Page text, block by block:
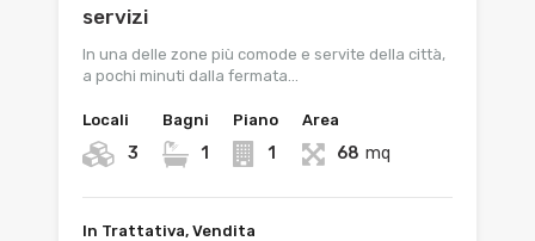
servizi
In una delle zone più comode e servite della città,
a pochi minuti dalla fermata…
Locali
3
Bagni
1
Piano
1
Area
68 mq
In Trattativa, Vendita